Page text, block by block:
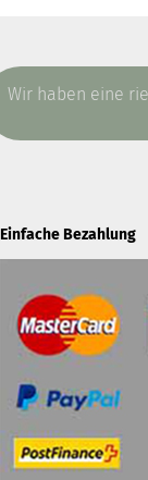
Diesen Artikel
Wir haben eine
Einfache Bezahlung